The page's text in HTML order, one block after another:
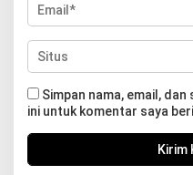
Simpan nama, email,
ini untuk komentar saya